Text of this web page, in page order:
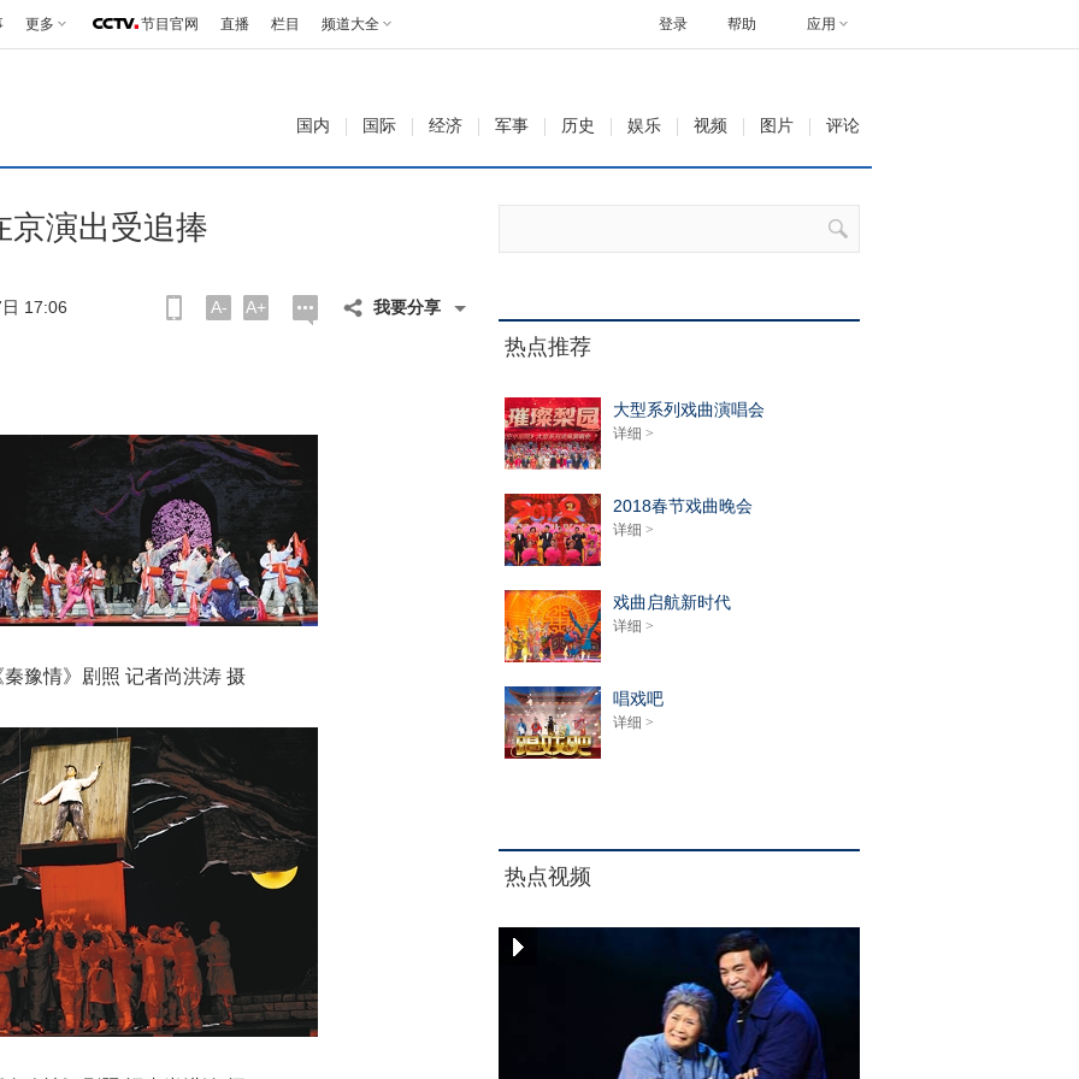
更多 节目官网 直播 栏目 频道大全 帮助 应用
登录
国内 国际 经济 军事 历史 娱乐 视频 图片 评论
京演出受追捧
17:06 A- A+ 我要分享
情》剧照 记者尚洪涛 摄
热点推荐
大型系列戏曲演唱会
详细 >
2018春节戏曲晚会
详细 >
戏曲启航新时代
详细 >
唱戏吧
详细 >
热点视频